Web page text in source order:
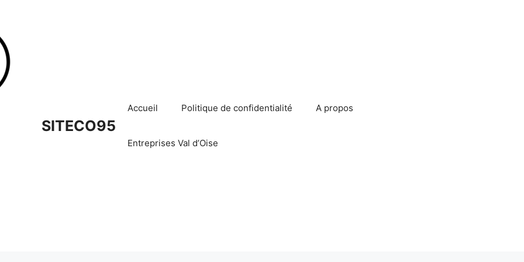
SITECO95
Accueil Politique de confidentialité A propos
Entreprises Val d’Oise